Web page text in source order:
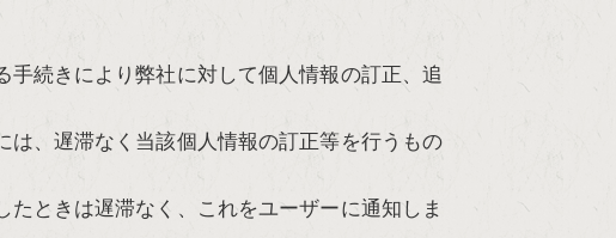
続きにより弊社に対して個人情報の訂正、追
、遅滞なく当該個人情報の訂正等を行うもの
ときは遅滞なく、これをユーザーに通知しま